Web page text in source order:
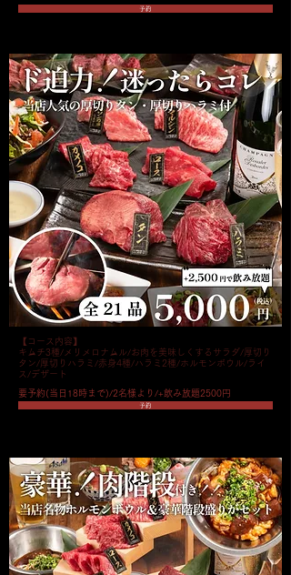
予約
【コース内容】
キムチ3種/メリメロナムル/お肉を美味しくするサラダ/厚切り
タン/厚切りハラミ/赤身4種/ハラミ2種/ホルモンボウル/ライ
ス/デザート
要予約(当日18時まで)/2名様より/+飲み放題2500円
予約